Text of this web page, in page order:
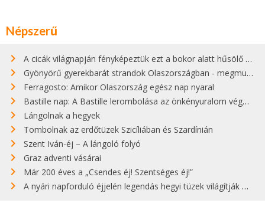
Népszerű
A cicák világnapján fényképeztük ezt a bokor alatt hűsölő cicát Kisorosziban
Gyönyörű gyerekbarát strandok Olaszországban - megmutatjuk a 15 legjobbat
Ferragosto: Amikor Olaszország egész nap nyaral
Bastille nap: A Bastille lerombolása az önkényuralom végét jelentette
Lángolnak a hegyek
Tombolnak az erdőtüzek Szicíliában és Szardínián
Szent Iván-éj – A lángoló folyó
Graz adventi vásárai
Már 200 éves a „Csendes éj! Szentséges éj!”
A nyári napforduló éjjelén legendás hegyi tüzek világítják meg Zugspitzét